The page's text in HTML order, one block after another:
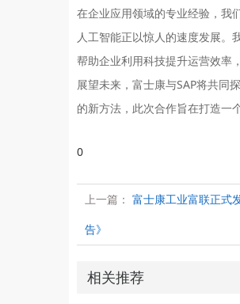
在企业应用领域的专业经验，我
人工智能正以惊人的速度发展。
帮助企业利用科技提升运营效率
展望未来，富士康与SAP将共同
的新方法，此次合作旨在打造一
0
上一篇： 富士康​工业富联正式
告》
相关推荐